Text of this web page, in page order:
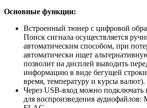
Основные функции:
Встроенный тюнер с цифровой
Поиск сигнала осуществляется
автоматическим способом, при
автоматически ищет
позволит на дисплей выводить
информацию в виде бегущей
время, температуру и курсы валют).
Через USB-вход можно подключать
для воспроизведения